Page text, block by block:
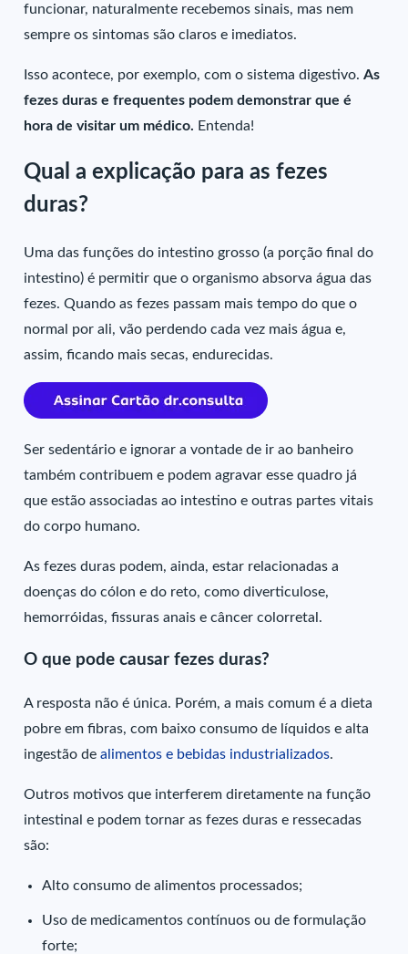
funcionar, naturalmente recebemos sinais, mas nem
sempre os sintomas são claros e imediatos.
Isso acontece, por exemplo, com o sistema digestivo.As
fezes duras e frequentes podem demonstrar que é
hora de visitar um médico. Entenda!
Qual a explicação para as fezes
duras?
Uma das funções do intestino grosso (a porção final do
intestino) é permitir que o organismo absorva água das
fezes. Quando as fezes passam mais tempo do que o
normal por ali, vão perdendo cada vez mais água e,
assim, ficando mais secas, endurecidas.
Ser sedentário e ignorar a vontade de ir ao banheiro
também contribuem e podem agravar esse quadro já
que estão associadas ao intestino e outras partes vitais
do corpo humano.
As fezes duras podem, ainda, estar relacionadas a
doenças do cólon e do reto, como diverticulose,
hemorróidas, fissuras anais e câncer colorretal.
O que pode causar fezes duras?
A resposta não é única. Porém, a mais comum é a dieta
pobre em fibras, com baixo consumo de líquidos e alta
ingestão dealimentos e bebidas industrializados.
Outros motivos que interferem diretamente na função
intestinal e podem tornar as fezes duras e ressecadas
são:
Alto consumo de alimentos processados;
Uso de medicamentos contínuos ou de formulação
forte;